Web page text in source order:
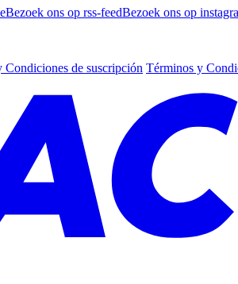
Bezoek ons op rss-feedBezoek ons op
Condiciones de suscripción Términos y